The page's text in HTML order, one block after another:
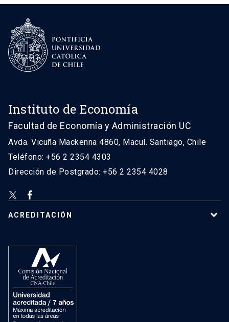
Instituto de Economía
Facultad de Economía y Administración UC
Avda. Vicuña Mackenna 4860, Macul. Santiago, Chile
Teléfono: +56 2 2354 4303
Dirección de Postgrado: +56 2 2354 4028
ACREDITACIÓN